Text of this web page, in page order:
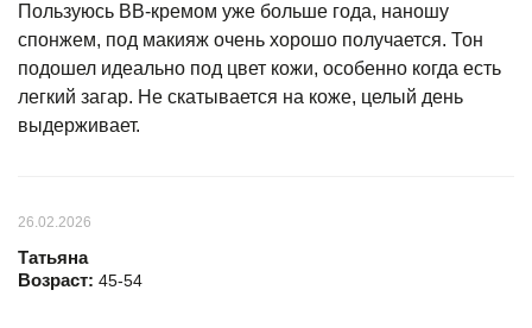
Пользуюсь ВВ-кремом уже больше года, наношу
спонжем, под макияж очень хорошо получается. Тон
подошел идеально под цвет кожи, особенно когда есть
легкий загар. Не скатывается на коже, целый день
выдерживает.
26.02.2026
Татьяна
Возраст: 45-54